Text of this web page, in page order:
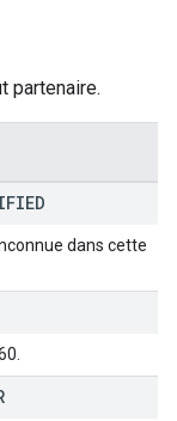
partenaire.
dans cette